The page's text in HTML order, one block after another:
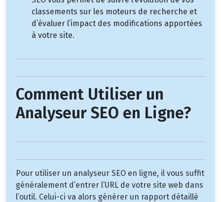
classements sur les moteurs de recherche et
d’évaluer l’impact des modifications apportées
à votre site.
Comment Utiliser un
Analyseur SEO en Ligne?
Pour utiliser un analyseur SEO en ligne, il vous suffit
généralement d’entrer l’URL de votre site web dans
l’outil. Celui-ci va alors générer un rapport détaillé